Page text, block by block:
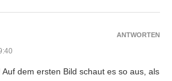
dem ersten Bild schaut es so aus, als
ANTWORTEN